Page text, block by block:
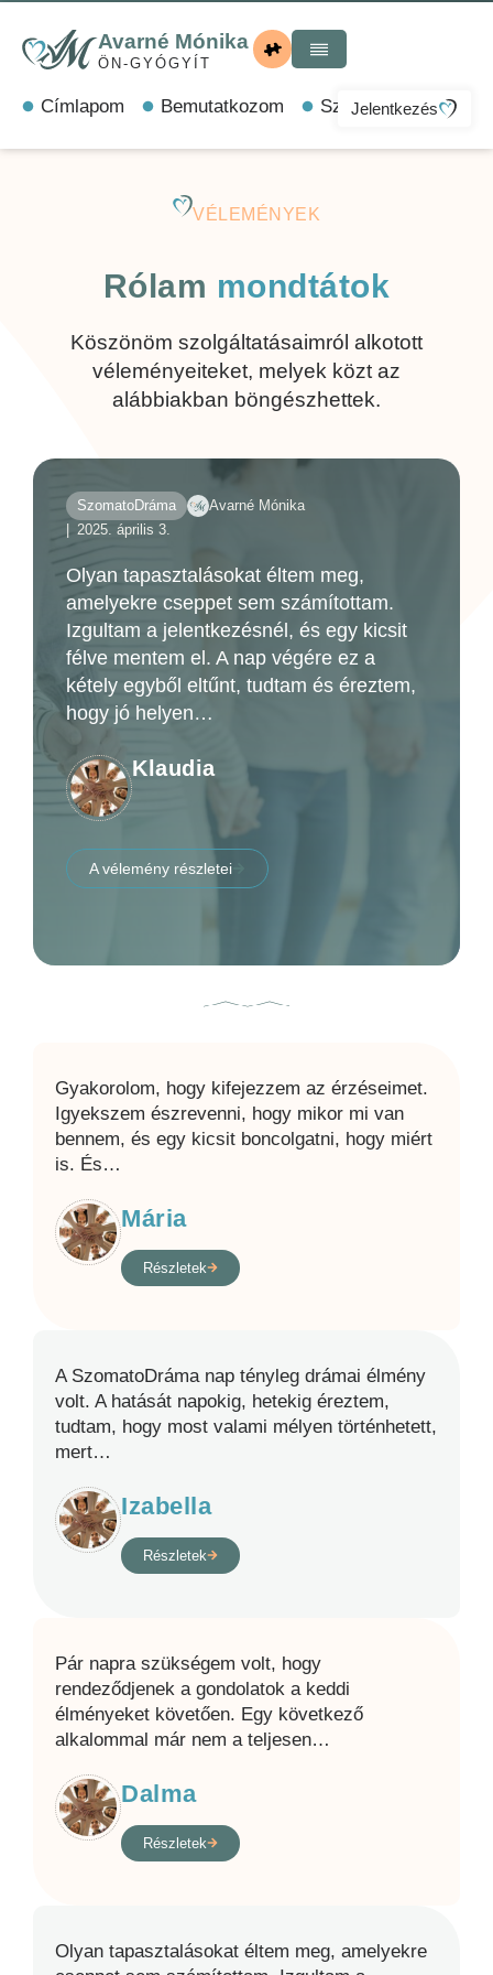
Avarné Mónika
ÖN-GYÓGYÍT
Címlapom Bemutatkozom Szolgáltatások
Jelentkezés
VÉLEMÉNYEK
Rólam mondtátok
Köszönöm szolgáltatásaimról alkotott
véleményeiteket, melyek közt az
alábbiakban böngészhettek.
SzomatoDráma
Avarné Mónika
2025. április 3.
Olyan tapasztalásokat éltem meg,
amelyekre cseppet sem számítottam.
Izgultam a jelentkezésnél, és egy kicsit
félve mentem el. A nap végére ez a
kétely egyből eltűnt, tudtam és éreztem,
hogy jó helyen…
Klaudia
A vélemény részletei
Gyakorolom, hogy kifejezzem az érzéseimet.
Igyekszem észrevenni, hogy mikor mi van
bennem, és egy kicsit boncolgatni, hogy miért
is. És…
Mária
Részletek
A SzomatoDráma nap tényleg drámai élmény
volt. A hatását napokig, hetekig éreztem,
tudtam, hogy most valami mélyen történhetett,
mert…
Izabella
Részletek
Pár napra szükségem volt, hogy
rendeződjenek a gondolatok a keddi
élményeket követően. Egy következő
alkalommal már nem a teljesen…
Dalma
Részletek
Olyan tapasztalásokat éltem meg, amelyekre